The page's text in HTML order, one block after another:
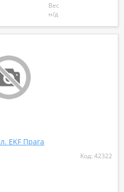
Вес
н/д
EKF Прага
Код: 42322